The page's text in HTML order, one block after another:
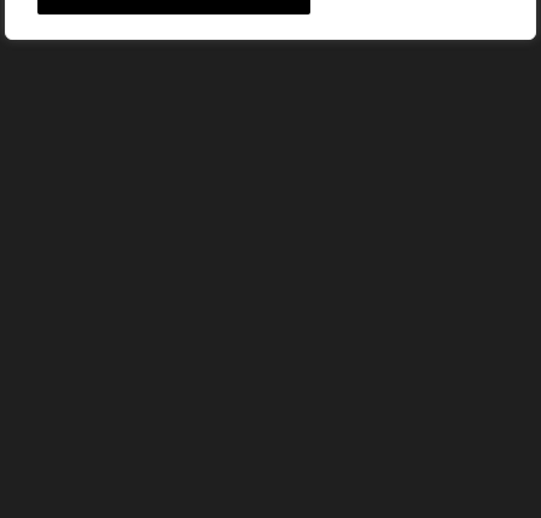
015 262 0429